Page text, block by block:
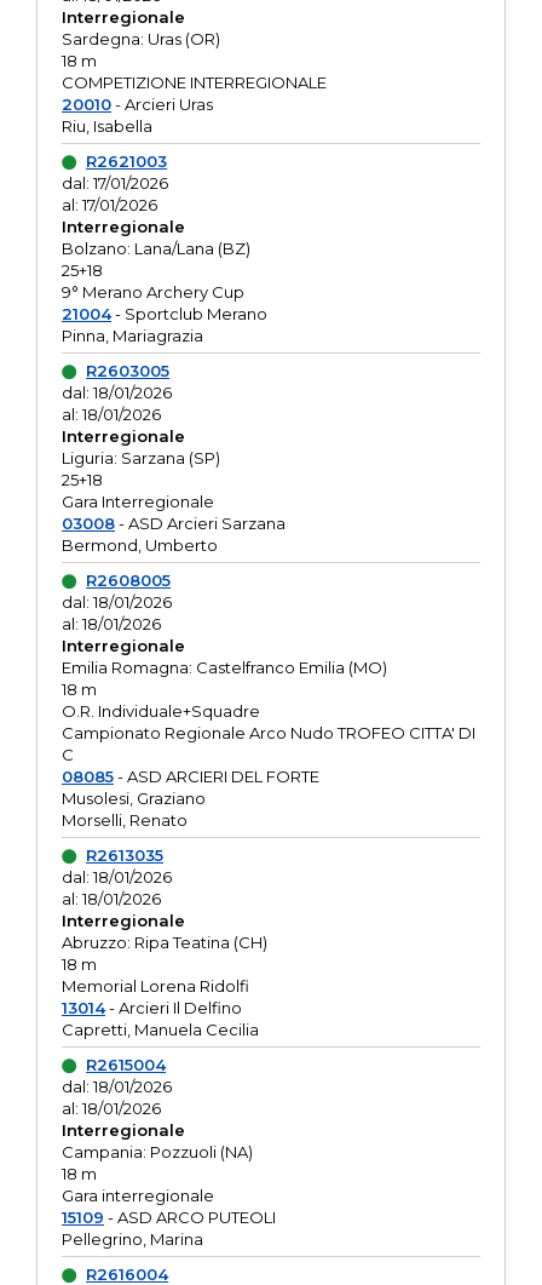
Interregionale
Sardegna: Uras (OR)
18 m
COMPETIZIONE INTERREGIONALE
20010- Arcieri Uras
Riu, Isabella
R2621003
dal: 17/01/2026
al: 17/01/2026
Interregionale
Bolzano: Lana/Lana (BZ)
25+18
9° Merano Archery Cup
21004- Sportclub Merano
Pinna, Mariagrazia
R2603005
dal: 18/01/2026
al: 18/01/2026
Interregionale
Liguria: Sarzana (SP)
25+18
Gara Interregionale
03008- ASD Arcieri Sarzana
Bermond, Umberto
R2608005
dal: 18/01/2026
al: 18/01/2026
Interregionale
Emilia Romagna: Castelfranco Emilia (MO)
18 m
O.R. Individuale+Squadre
Campionato Regionale Arco Nudo TROFEO CITTA' DI
C
08085- ASD ARCIERI DEL FORTE
Musolesi, Graziano
Morselli, Renato
R2613035
dal: 18/01/2026
al: 18/01/2026
Interregionale
Abruzzo: Ripa Teatina (CH)
18 m
Memorial Lorena Ridolfi
13014- Arcieri Il Delfino
Capretti, Manuela Cecilia
R2615004
dal: 18/01/2026
al: 18/01/2026
Interregionale
Campania: Pozzuoli (NA)
18 m
Gara interregionale
15109 - ASD ARCO PUTEOLI
Pellegrino, Marina
R2616004